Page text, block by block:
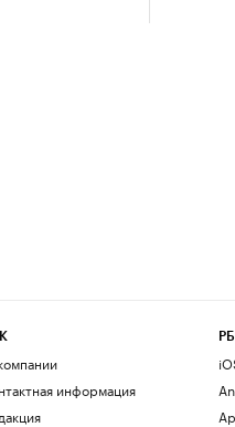
информация